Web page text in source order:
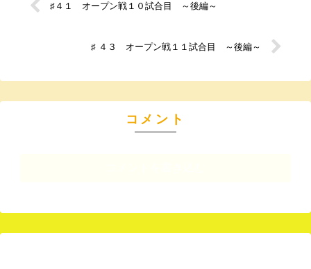
♯４１ オープン戦１０試合目 ～後編～
♯ ４３ オープン戦１１試合目 ～後編～
コメント